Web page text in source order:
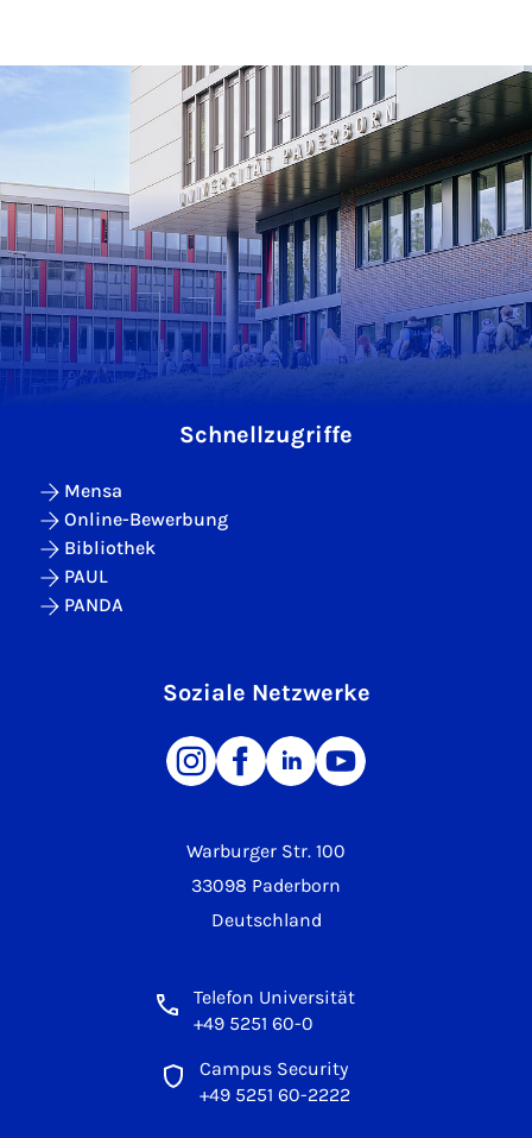
Warburger Str. 100
33098 Paderborn
Deutschland
Telefon Universität
+49 5251 60-0
Campus Security
+49 5251 60-2222
Schnellzugriffe
Mensa
Online-Bewerbung
Bibliothek
PAUL
PANDA
Soziale Netzwerke